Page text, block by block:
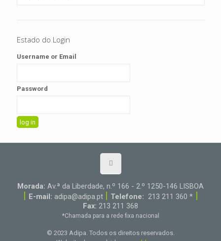
Estado do Login
Username or Email
Password
Morada: Av.ª da Liberdade, n.º 166 - 2.º 1250-146 LISBOA
| E-mail: adipa@adipa.pt | Telefone: 213 211 360 *|
Fax: 213 211 368
*Chamada para a rede fixa nacional
© 2023 Adipa. Todos os direitos reservados.